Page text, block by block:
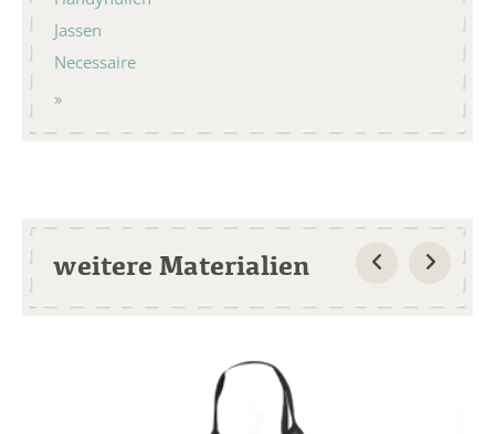
Jassen
Necessaire
weitere Materialien